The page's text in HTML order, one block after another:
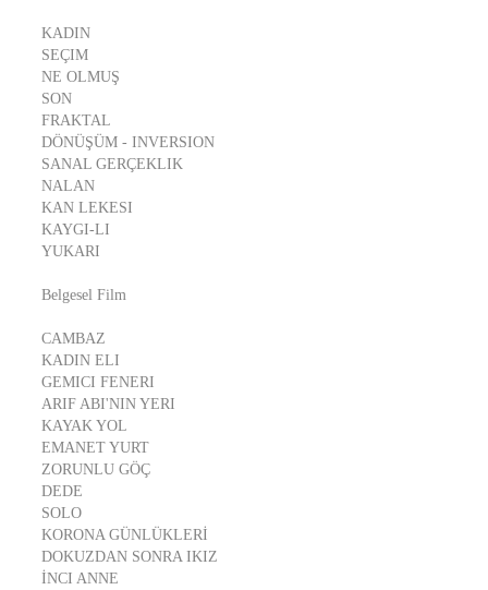
KADIN
SEÇIM
NE OLMUŞ
SON
FRAKTAL
DÖNÜŞÜM - INVERSION
SANAL GERÇEKLIK
NALAN
KAN LEKESI
KAYGI-LI
YUKARI
Belgesel Film
CAMBAZ
KADIN ELI
GEMICI FENERI
ARIF ABI'NIN YERI
KAYAK YOL
EMANET YURT
ZORUNLU GÖÇ
DEDE
SOLO
KORONA GÜNLÜKLERİ
DOKUZDAN SONRA IKIZ
İNCI ANNE